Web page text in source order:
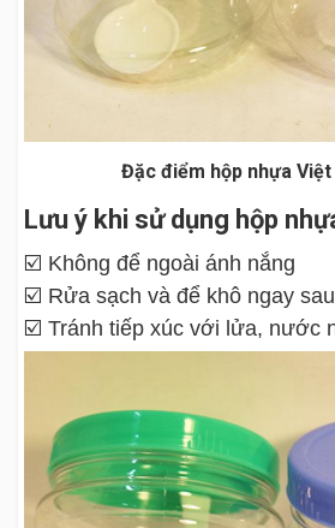
Đặc điểm hộp nhựa
Lưu ý khi sử dụng hộp
☑️ Không để ngoài ánh nắng
☑️ Rửa sạch và để khô ngay
☑️ Tránh tiếp xúc với lửa, nước